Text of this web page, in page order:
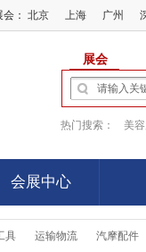
： 北京 上海 广州
展会
热门搜索： 美
会展中心
会展中心
具 运输物流 汽摩配件